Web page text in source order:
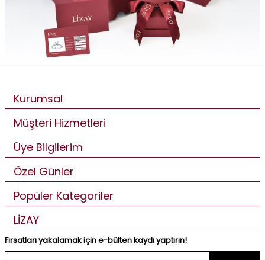
Kurumsal
Müşteri Hizmetleri
Üye Bilgilerim
Özel Günler
Popüler Kategoriler
LİZAY
Fırsatları yakalamak için e-bülten kaydı yaptırın!